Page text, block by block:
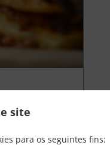
site
para os seguintes fins:
de focaccina